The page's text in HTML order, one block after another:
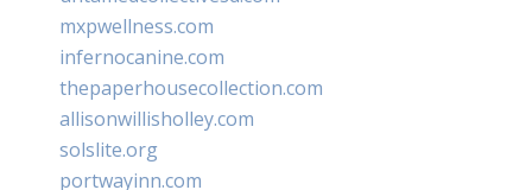
mxpwellness.com
infernocanine.com
thepaperhousecollection.com
allisonwillisholley.com
solslite.org
portwayinn.com